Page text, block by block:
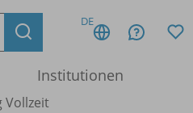
DE
Institutionen
Vollzeit